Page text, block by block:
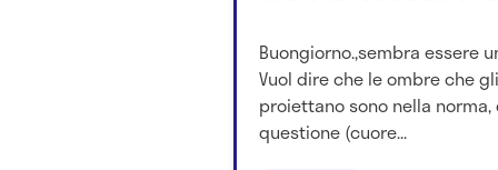
Buongiorno.,sembra essere
Vuol dire che le ombre che
proiettano sono nella
questione (cuore...